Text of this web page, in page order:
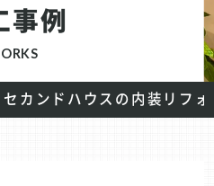
事例
セカンドハウスの内装リフ